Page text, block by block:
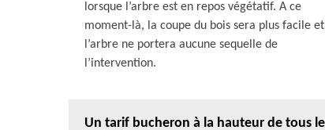
lorsque l’arbre est en repos végétatif. A ce
moment-là, la coupe du bois sera plus facile et
l’arbre ne portera aucune sequelle de
l’intervention.
Un tarif bucheron à la hauteur de tous